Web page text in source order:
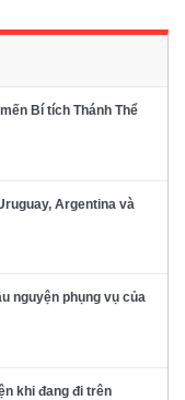
Bí tích Thánh Thể
Argentina và
nguyện phụng vụ của
khi đang đi trên